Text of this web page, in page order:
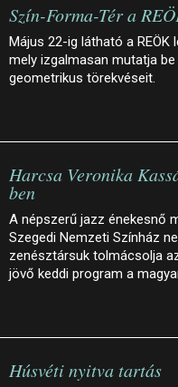
Szín-Forma-Tér a
Május 22-ig látható a REÖK
mely izgalmasan mutatja
geometrikus törekvéseit.
Harcsa Veronika
ben
A népszerű jazz énekesnő
Szegedi Nemzeti Színház
zenésztársuk tolmácsolja
jövő keddi program a
Húsvéti nyitva tartás